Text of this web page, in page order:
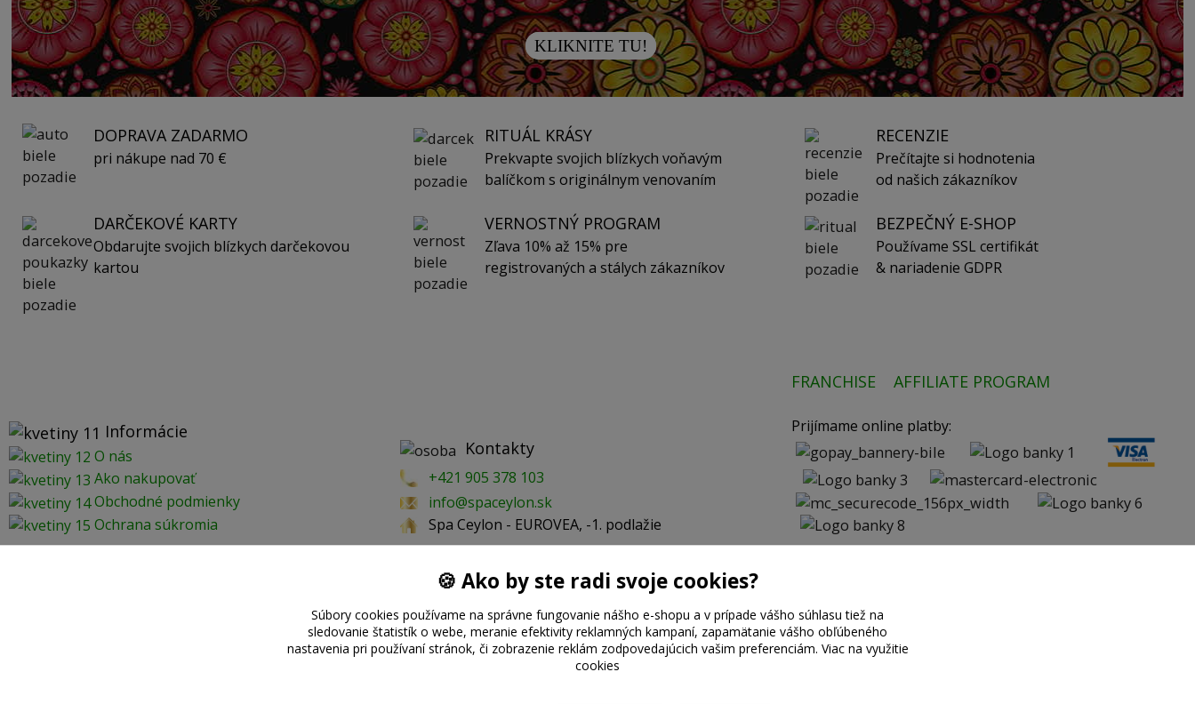
KLIKNITE TU!
DOPRAVA ZADARMO
pri nákupe nad 70 €
DARČEKOVÉ KARTY
Obdarujte svojich blízkych darčekovou
kartou
RITUÁL KRÁSY
Prekvapte svojich blízkych voňavým
balíčkom s originálnym venovaním
VERNOSTNÝ PROGRAM
Zľava 10% až 15% pre
registrovaných a stálych zákazníkov
RECENZIE
Prečítajte si hodnotenia
od našich zákazníkov
BEZPEČNÝ E-SHOP
Používame SSL certifikát
& nariadenie GDPR
Informácie
O nás
Ako nakupovať
Obchodné podmienky
Ochrana súkromia
Kontakty
+421 905 378 103
info@spaceylon.sk
Spa Ceylon - EUROVEA, -1. podlažie
FRANCHISE AFFILIATE PROGRAM
Prijímame online platby:
🍪 Ako by ste radi svoje cookies?
Súbory cookies používame na správne fungovanie nášho e-shopu a v prípade vášho súhlasu tiež na
sledovanie štatistík o webe, meranie efektivity reklamných kampaní, zapamätanie vášho obľúbeného
nastavenia pri používaní stránok, či zobrazenie reklám zodpovedajúcich vašim preferenciám. Viac na využitie
cookies